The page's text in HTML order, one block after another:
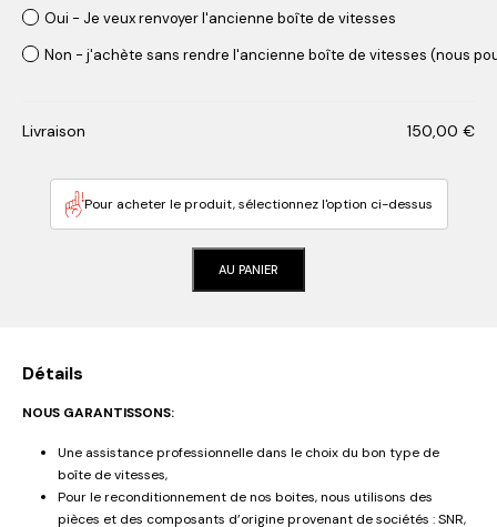
Oui - Je veux renvoyer l'ancienne boîte de vitesses
Non - j'achète sans rendre l'ancienne boîte de vitesses (nous
Livraison 150,00 €
Pour acheter le produit, sélectionnez l'option ci-dessus
AU PANIER
Détails
NOUS GARANTISSONS:
Une assistance professionnelle dans le choix du bon type de
boîte de vitesses,
Pour le reconditionnement de nos boites, nous utilisons des
pièces et des composants d’origine provenant de sociétés : SNR,